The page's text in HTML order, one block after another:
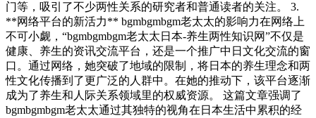
门等，吸引了不少两性关系的研究者和普通读者的关注。 3.
**网络平台的新活力** bgmbgmbgm老太太的影响力在网络上
不可小觑，“bgmbgmbgm老太太日本-养生两性知识网”不仅是
健康、养生的资讯交流平台，还是一个推广中日文化交流的窗
口。通过网络，她突破了地域的限制，将日本的养生理念和两
性文化传播到了更广泛的人群中。在她的推动下，该平台逐渐
成为了养生和人际关系领域里的权威资源。 这篇文章强调了
bgmbgmbgm老太太通过其独特的视角在日本生活中累积的经